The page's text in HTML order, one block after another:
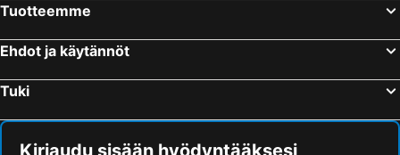
Tuotteemme
Ehdot ja käytännöt
Tuki
Kirjaudu sisään hyödyntääksesi